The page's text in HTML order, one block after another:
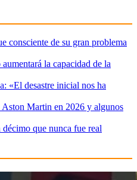
consciente de su gran problema
la capacidad de la
«El desastre inicial nos ha
Martin en 2026 y algunos
que nunca fue real